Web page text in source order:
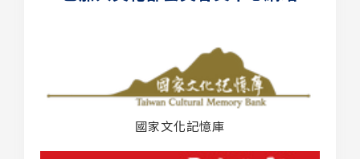
國家文化記憶庫